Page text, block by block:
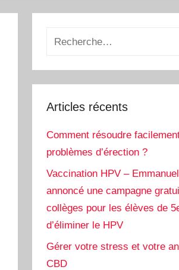
Recherche
:
Articles récents
Comment résoudre
problèmes d’érection ?
Vaccination HPV –
annoncé une campagne
collèges pour les élèves de
d’éliminer le HPV
Gérer votre stress et votre
CBD